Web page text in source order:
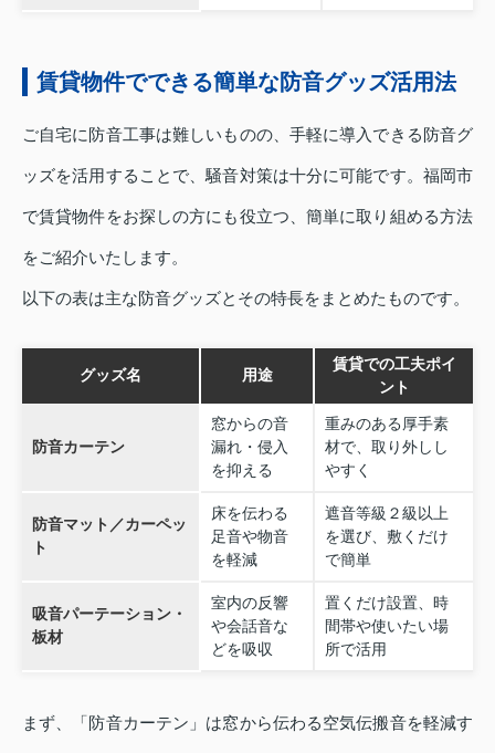
賃貸物件でできる簡単な防音グッズ活用法
ご自宅に防音工事は難しいものの、手軽に導入できる防音グ
ッズを活用することで、騒音対策は十分に可能です。福岡市
で賃貸物件をお探しの方にも役立つ、簡単に取り組める方法
をご紹介いたします。
以下の表は主な防音グッズとその特長をまとめたものです。
グッズ名 用途
賃貸での工夫ポイ
ント
防音カーテン
窓からの音
漏れ・侵入
を抑える
重みのある厚手素
材で、取り外しし
やすく
防音マット／カーペッ
ト
床を伝わる
足音や物音
を軽減
遮音等級２級以上
を選び、敷くだけ
で簡単
吸音パーテーション・
板材
室内の反響
や会話音な
どを吸収
置くだけ設置、時
間帯や使いたい場
所で活用
まず、「防音カーテン」は窓から伝わる空気伝搬音を軽減す